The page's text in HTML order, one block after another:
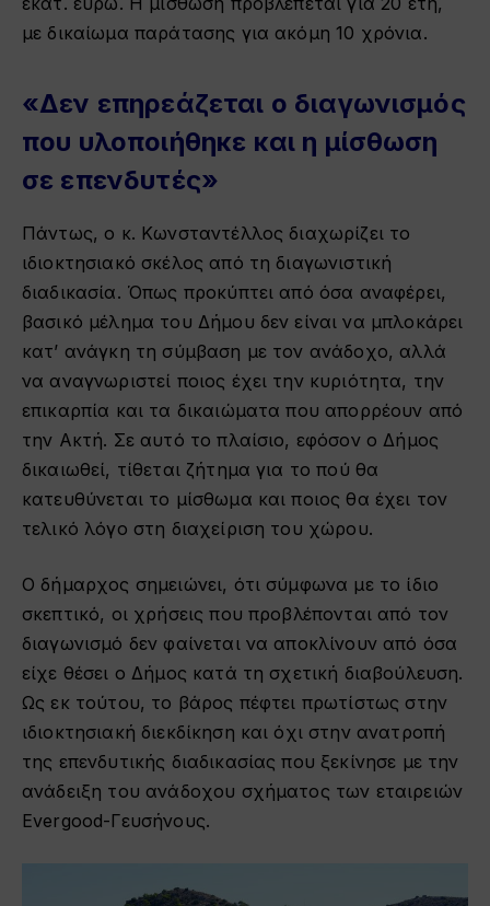
με δικαίωμα παράτασης για ακόμη 10 χρόνια.
«Δεν επηρεάζεται ο διαγωνισμός
που υλοποιήθηκε και η μίσθωση
σε επενδυτές»
Πάντως, ο κ. Κωνσταντέλλος διαχωρίζει το
ιδιοκτησιακό σκέλος από τη διαγωνιστική
διαδικασία. Όπως προκύπτει από όσα αναφέρει,
βασικό μέλημα του Δήμου δεν είναι να μπλοκάρει
κατ’ ανάγκη τη σύμβαση με τον ανάδοχο, αλλά
να αναγνωριστεί ποιος έχει την κυριότητα, την
επικαρπία και τα δικαιώματα που απορρέουν από
την Ακτή. Σε αυτό το πλαίσιο, εφόσον ο Δήμος
δικαιωθεί, τίθεται ζήτημα για το πού θα
κατευθύνεται το μίσθωμα και ποιος θα έχει τον
τελικό λόγο στη διαχείριση του χώρου.
Ο δήμαρχος σημειώνει, ότι σύμφωνα με το ίδιο
σκεπτικό, οι χρήσεις που προβλέπονται από τον
διαγωνισμό δεν φαίνεται να αποκλίνουν από όσα
είχε θέσει ο Δήμος κατά τη σχετική διαβούλευση.
Ως εκ τούτου, το βάρος πέφτει πρωτίστως στην
ιδιοκτησιακή διεκδίκηση και όχι στην ανατροπή
της επενδυτικής διαδικασίας που ξεκίνησε με την
ανάδειξη του ανάδοχου σχήματος των εταιρειών
Evergood-Γευσήνους.